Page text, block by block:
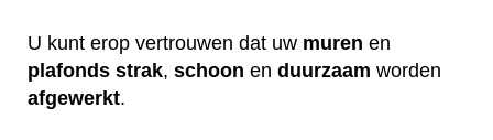
U kunt erop vertrouwen dat uw muren en
plafonds strak, schoon en duurzaam worden
afgewerkt.